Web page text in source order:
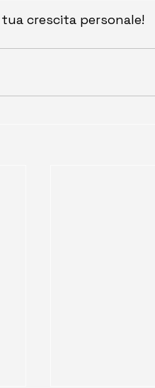
crescita personale!